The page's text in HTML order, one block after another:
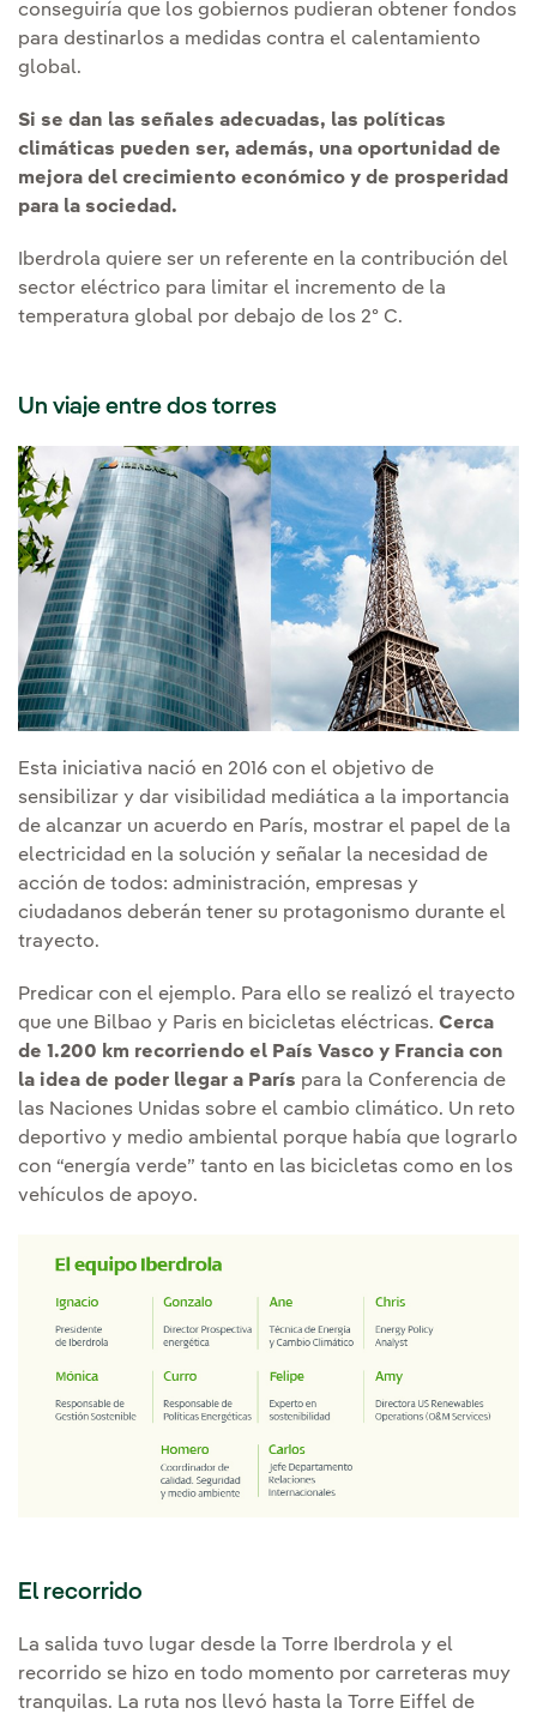
conseguiría que los gobiernos pudieran obtener fondos
para destinarlos a medidas contra el calentamiento
global.
Si se dan las señales adecuadas, las políticas
climáticas pueden ser, además, una oportunidad de
mejora del crecimiento económico y de prosperidad
para la sociedad.
Iberdrola quiere ser un referente en la contribución del
sector eléctrico para limitar el incremento de la
temperatura global por debajo de los 2º C.
Un viaje entre dos torres
Esta iniciativa nació en 2016 con el objetivo de
sensibilizar y dar visibilidad mediática a la importancia
de alcanzar un acuerdo en París, mostrar el papel de la
electricidad en la solución y señalar la necesidad de
acción de todos: administración, empresas y
ciudadanos deberán tener su protagonismo durante el
trayecto.
Predicar con el ejemplo. Para ello se realizó el trayecto
que une Bilbao y Paris en bicicletas eléctricas. Cerca
de 1.200 km recorriendo el País Vasco y Francia con
la idea de poder llegar a París para la Conferencia de
las Naciones Unidas sobre el cambio climático. Un reto
deportivo y medio ambiental porque había que lograrlo
con “energía verde” tanto en las bicicletas como en los
vehículos de apoyo.
El recorrido
La salida tuvo lugar desde la Torre Iberdrola y el
recorrido se hizo en todo momento por carreteras muy
tranquilas. La ruta nos llevó hasta la Torre Eiffel de